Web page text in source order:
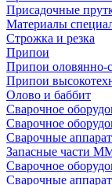
Присадочные
Материалы
Строжка и резка
Припои
Припои оловянно-
Припои
Олово и баббит
Сварочное
Сварочное
Сварочные
Запасные части
Сварочное
Сварочные